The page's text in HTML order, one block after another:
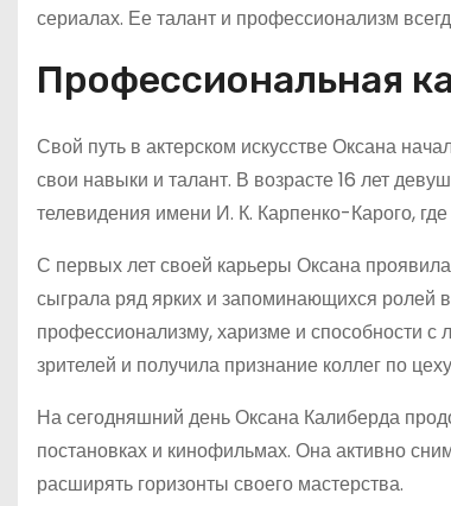
сериалах. Ее талант и профессионализм
Профессиональная
Свой путь в актерском искусстве Оксана
свои навыки и талант. В возрасте 16 лет
телевидения имени И. К. Карпенко-Карого,
С первых лет своей карьеры Оксана
сыграла ряд ярких и запоминающихся ролей
профессионализму, харизме и способности
зрителей и получила признание коллег по
На сегодняшний день Оксана Калиберда
постановках и кинофильмах. Она активно
расширять горизонты своего мастерства.